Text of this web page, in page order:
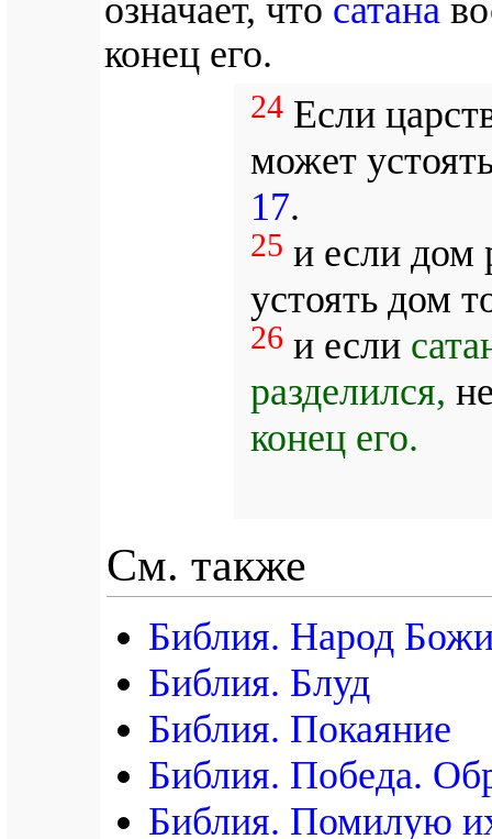
означает, что сатана
конец его.
24Если
может
17.
25 и если дом
устоять дом
26 и если
разделился,
конец его.
См. также
Библия. Народ
Библия. Блуд
Библия. Покаяние
Библия. Победа.
Библия. Помилую